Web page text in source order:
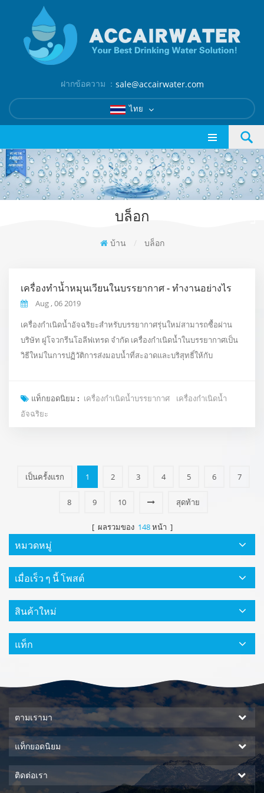
ฝากข้อความ ： sale@accairwater.com
ไทย
บล็อก
บ้าน / บล็อก
เครื่องทำน้ำหมุนเวียนในบรรยากาศ - ทำงานอย่างไร
Aug , 06 2019
เครื่องกำเนิดน้ำอัจฉริยะสำหรับบรรยากาศรุ่นใหม่สามารถซื้อผ่าน
บริษัท ฝูโจวกรีนโอลีฟเทรด จำกัด เครื่องกำเนิดน้ำในบรรยากาศเป็น
วิธีใหม่ในการปฏิวัติการส่งมอบน้ำที่สะอาดและบริสุทธิ์ให้กับ
บรรจุขวดราคาแพง ใช้เวลาในอากาศรอบตัวเราและเปลี่ยนเป็นน้ำ
ผ่านกระบวนการควบแน่นการกรองและกระบวนการทำให้บริสุทธิ์ ค...
แท็กยอดนิยม : เครื่องกำเนิดน้ำบรรยากาศ
เครื่องกำเนิดน้ำ
อัจฉริยะ
เป็นครั้งแรก 1 2 3 4 5 6 7
8 9 10 สุดท้าย
[ ผลรวมของ 148หน้า ]
หมวดหมู่
เมื่อเร็ว ๆ นี้ โพสต์
สินค้าใหม่
แท็ก
ตามเรามา
แท็กยอดนิยม
ติดต่อเรา